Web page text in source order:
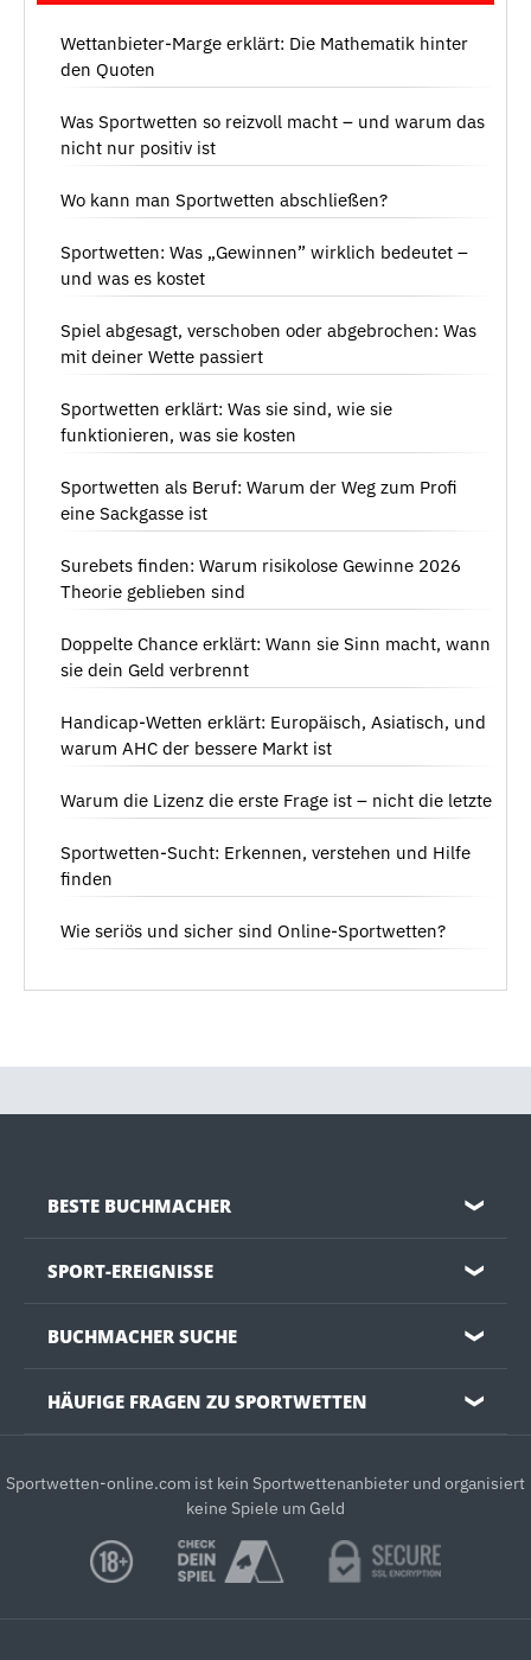
Wettanbieter-Marge erklärt: Die Mathematik hinter
den Quoten
Was Sportwetten so reizvoll macht – und warum das
nicht nur positiv ist
Wo kann man Sportwetten abschließen?
Sportwetten: Was „Gewinnen” wirklich bedeutet –
und was es kostet
Spiel abgesagt, verschoben oder abgebrochen: Was
mit deiner Wette passiert
Sportwetten erklärt: Was sie sind, wie sie
funktionieren, was sie kosten
Sportwetten als Beruf: Warum der Weg zum Profi
eine Sackgasse ist
Surebets finden: Warum risikolose Gewinne 2026
Theorie geblieben sind
Doppelte Chance erklärt: Wann sie Sinn macht, wann
sie dein Geld verbrennt
Handicap-Wetten erklärt: Europäisch, Asiatisch, und
warum AHC der bessere Markt ist
Warum die Lizenz die erste Frage ist – nicht die letzte
Sportwetten-Sucht: Erkennen, verstehen und Hilfe
finden
Wie seriös und sicher sind Online-Sportwetten?
BESTE BUCHMACHER ❯
SPORT-EREIGNISSE ❯
BUCHMACHER SUCHE ❯
HÄUFIGE FRAGEN ZU SPORTWETTEN ❯
Sportwetten-online.com ist kein Sportwettenanbieter und organisiert
keine Spiele um Geld